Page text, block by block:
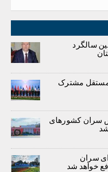
است… تقدیم به 35-مین سالگرد
مشترک
سران کشورهای
سران
خواهد شد